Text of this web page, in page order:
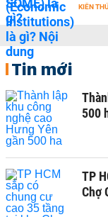
KIẾN
Tin mới
500
TP
Chợ